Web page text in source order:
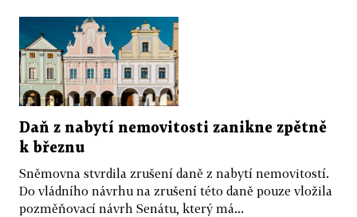
Daň z nabytí nemovitosti zanikne zpětně
k březnu
Sněmovna stvrdila zrušení daně z nabytí nemovitostí.
Do vládního návrhu na zrušení této daně pouze vložila
pozměňovací návrh Senátu, který má...